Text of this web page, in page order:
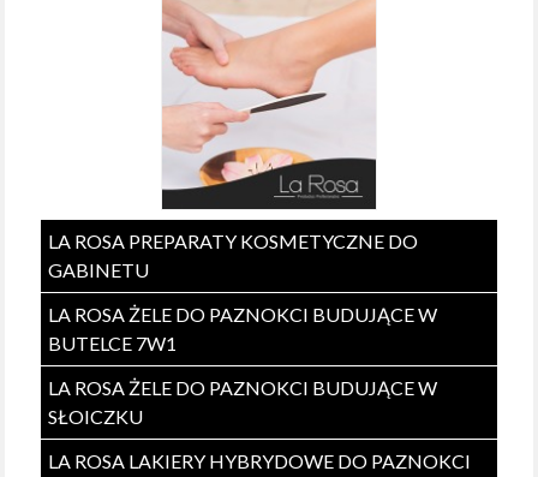
LA ROSA PREPARATY KOSMETYCZNE DO
GABINETU
LA ROSA ŻELE DO PAZNOKCI BUDUJĄCE W
BUTELCE 7W1
LA ROSA ŻELE DO PAZNOKCI BUDUJĄCE W
SŁOICZKU
LA ROSA LAKIERY HYBRYDOWE DO PAZNOKCI